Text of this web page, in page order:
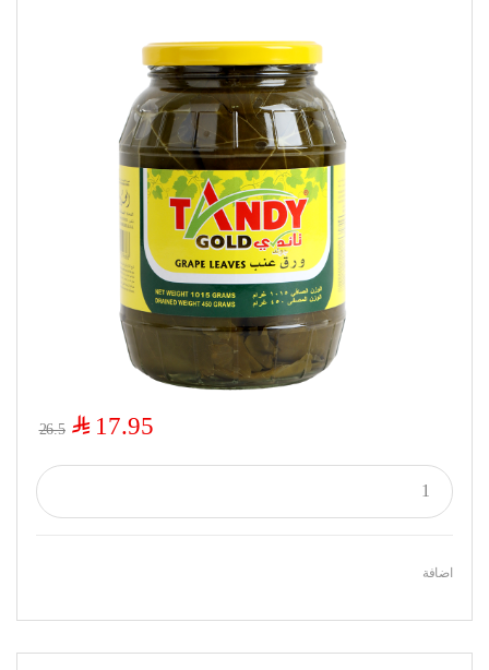
17.95
$
26.5
اضافة